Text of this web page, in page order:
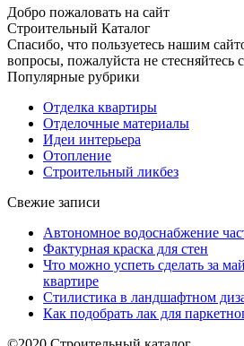
Добро пожаловать на сайт
Строительный Каталог
Спасибо, что пользуетесь нашим
вопросы, пожалуйста не стесняйтесь
Популярные рубрики
Отделка квартиры
Отделочные материалы
Идеи интерьера
Отопление
Строительный ликбез
Свежие записи
Автономное водоснабжение
Фактурная краска для стен
Что можно успеть сделать за
квартире
Стилистика в ландшафтном
Как подобрать лак для